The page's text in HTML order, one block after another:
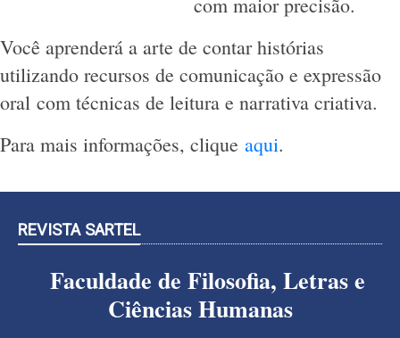
com maior precisão.
Você aprenderá a arte de contar histórias
utilizando recursos de comunicação e expressão
oral com técnicas de leitura e narrativa criativa.
Para mais informações, clique aqui.
REVISTA SARTEL
Faculdade de Filosofia, Letras e
Ciências Humanas